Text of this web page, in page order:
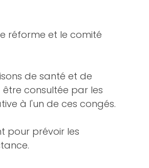
réforme et le comité
de santé et de
consultée par les
à l'un de ces congés.
pour prévoir les